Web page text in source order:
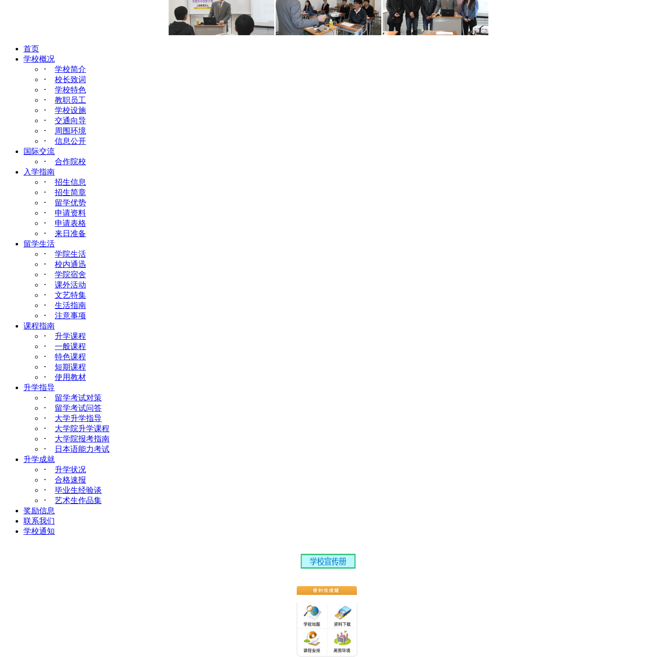
首页
学校概况
･ 学校简介
･ 校长致词
･ 学校特色
･ 教职员工
･ 学校设施
･ 交通向导
･
周围环境
･ 信息公开
国际交流
･ 合作院校
入学指南
･ 招生信息
･ 招生简章
･ 留学优势
･ 申请资料
･ 申请表格
･ 来日准备
留学生活
･ 学院生活
･ 校内通迅
･ 学院宿舍
･ 课外活动
･ 文艺特集
･ 生活指南
･ 注意事项
课程指南
･ 升学课程
･ 一般课程
･ 特色课程
･ 短期课程
･ 使用教材
升学指导
･ 留学考试对策
･ 留学考试问答
･ 大学升学指导
･ 大学院升学课程
･ 大学院报考指南
･
日本语能力考试
升学成就
･ 升学状况
･ 合格速报
･ 毕业生经验谈
･ 艺术生作品集
奖励信息
联系我们
学校通知